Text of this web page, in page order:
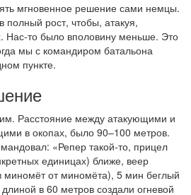
мгновенное решение сами немцы.
полный рост, чтобы, атакуя,
Нас-то было вполовину меньше. Это
мы с командиром батальона
пункте.
Расстояние между атакующими и
в окопах, было 90–100 метров.
«Репер такой-то, прицел
единицах) ближе, веер
миномёт от миномёта), 5 мин беглый
в 60 метров создали огневой